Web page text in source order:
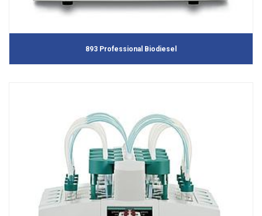
893 Professional Biodiesel